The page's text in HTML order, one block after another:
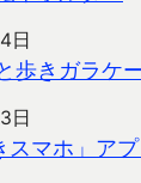
日
歩きガラケ
日
スマホ」アプ